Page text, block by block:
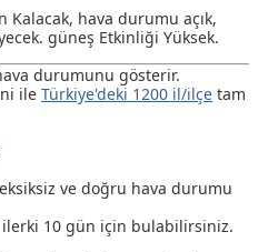
Kalacak, hava durumu açık,
güneş Etkinliği Yüksek.
durumunu gösterir.
ileTürkiye'deki 1200 il/ilçe tam
ve doğru hava durumu
10 gün için bulabilirsiniz.